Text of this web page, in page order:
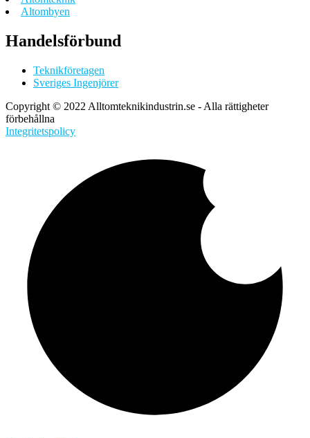
Altombyen
Handelsförbund
Teknikföretagen
Sveriges Ingenjörer
Copyright © 2022 Alltomteknikindustrin.se - Alla rättigheter
förbehållna
Integritetspolicy